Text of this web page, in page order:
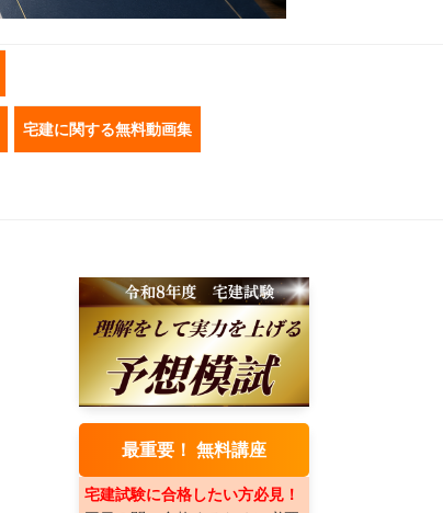
宅建に関する無料動画集
最重要！ 無料講座
宅建試験に合格したい方必見！